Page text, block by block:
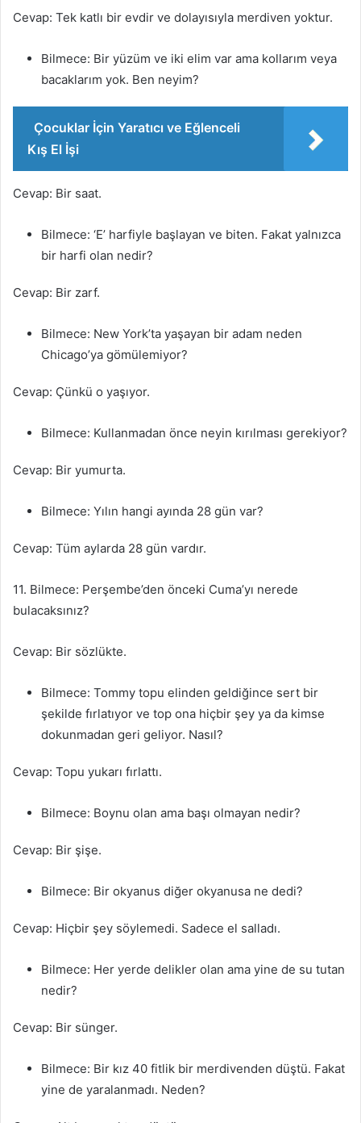
Cevap: Tek katlı bir evdir ve dolayısıyla merdiven yoktur.
Bilmece: Bir yüzüm ve iki elim var ama kollarım veya
bacaklarım yok. Ben neyim?
Çocuklar İçin Yaratıcı ve Eğlenceli
Kış El İşi
Cevap: Bir saat.
Bilmece: ‘E’ harfiyle başlayan ve biten. Fakat yalnızca
bir harfi olan nedir?
Cevap: Bir zarf.
Bilmece: New York’ta yaşayan bir adam neden
Chicago’ya gömülemiyor?
Cevap: Çünkü o yaşıyor.
Bilmece: Kullanmadan önce neyin kırılması gerekiyor?
Cevap: Bir yumurta.
Bilmece: Yılın hangi ayında 28 gün var?
Cevap: Tüm aylarda 28 gün vardır.
11. Bilmece: Perşembe’den önceki Cuma’yı nerede
bulacaksınız?
Cevap: Bir sözlükte.
Bilmece: Tommy topu elinden geldiğince sert bir
şekilde fırlatıyor ve top ona hiçbir şey ya da kimse
dokunmadan geri geliyor. Nasıl?
Cevap: Topu yukarı fırlattı.
Bilmece: Boynu olan ama başı olmayan nedir?
Cevap: Bir şişe.
Bilmece: Bir okyanus diğer okyanusa ne dedi?
Cevap: Hiçbir şey söylemedi. Sadece el salladı.
Bilmece: Her yerde delikler olan ama yine de su tutan
nedir?
Cevap: Bir sünger.
Bilmece: Bir kız 40 fitlik bir merdivenden düştü. Fakat
yine de yaralanmadı. Neden?